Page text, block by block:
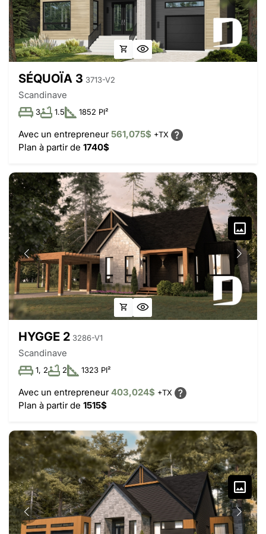
SÉQUOÏA 3 3713-V2
Scandinave
3 1.5 1852 PI²
Avec un entrepreneur561,075$ +TX
Plan à partir de 1740$
HYGGE 2 3286-V1
Scandinave
1, 2 2 1323 PI²
Avec un entrepreneur403,024$ +TX
Plan à partir de 1515$